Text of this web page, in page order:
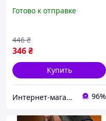
Поттер Harry Potter 28 ×
Готово к отправке
346₴
446 ₴
Купить
Интернет-магазин "Korni" 96%